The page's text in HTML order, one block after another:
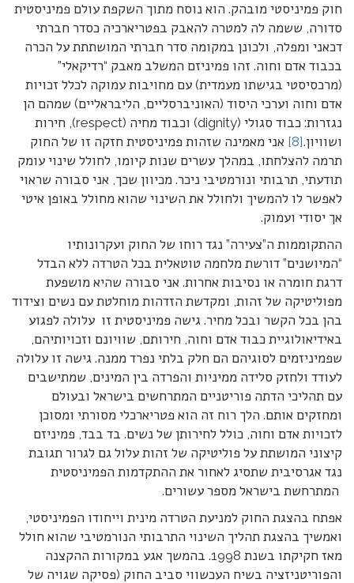
חוק פמיניסטי מובהק. הוא נוסח מתוך השקפת עולם פמיניסטית
סדורה, ששמה לה למטרה להאבק בפטריארכיה כסדר חברתי
דכאני ומפלה, ולכונן במקומה סדר חברתי המושתתת על הכרה
בכבוד אדם וחוה. זהו פמיניזם המשלב מאבק “רדיקאלי”
(מרכסיסטי בגישתו מעמדית) עם מחויבות עמוקה לכלל זכויות
אדם וחוה וערכי היסוד (האוניברסליים, הליבראליים) שמהם הן
נגזרות: כבוד סגולי (dignity) וכבוד מחיה (respect), חירות
ושוויון.[8]
אני מאמינה שזהות פמיניסטית חזקה זו של החוק
תרמה להצלחתו, במהלך עשרים שנות קיומו, לחולל שינוי עומק
תודעתי, תרבותי ונורמטיבי ניכר. מכיוון שכך, אני סבורה שראוי
לאפשר לו להמשיך ולחולל את השינוי שהוא מחולל באופן איטי
אך יסודי ועמוק.
ההתקוממות ה”צעירה” נגד רוחו של החוק ועקרונותיו
“המיושנים” דורשת מלחמה טוטאלית בכל הטרדה ללא הבדל
דרגת חומרה או נסיבות אחרות. אני סבורה שהיא מושפעת
מפוליטיקה של זהות, ומקדשת הזדהות מוחלטת עם נשים וצידוד
בהן בכל הקשר ובכל מחיר. גישה פמיניסטית זו עלולה לפגוע
באידיאולוגיית כבוד אדם וחוה, חירותם, שוויונם וזכויותיהם,
שפמיניזמים לסוגיהם הם חלק בלתי נפרד ממנה. גישה זו עלולה
לעודד ולחזק סלידה ממיניות והפרדה בין המינים, שמתישבים
עם תהליכי הדתה פוריטניים המתרחשים בישראל ובעולם
ומחזקים אותם. הלך רוח זה הוא פטריארכלי מסורתי ומסוכן
לזכויות אדם וחוה, כולל לחירותן של נשים. בד בבד, פמיניזם
קיצוני המושתת על פוליטיקה של זהות עלול גם לגרור תגובת
נגד אגרסיבית שתסיג לאחור את ההתקדמות הפמיניסטית
המתרחשת בישראל מספר עשורים.
אפתח בהצגת החוק למניעת הטרדה מינית וייחודו הפמיניסטי,
ואמשיך בהצגת תהליך השינוי התרבותי הנורמטיבי שהוא חולל
מאז חקיקתו בשנת 1998. בהמשך אגע במקורות ההקצנה
והפוריטניזציה בשיח העכשווי סביב החוק (פסיקה שגויה של